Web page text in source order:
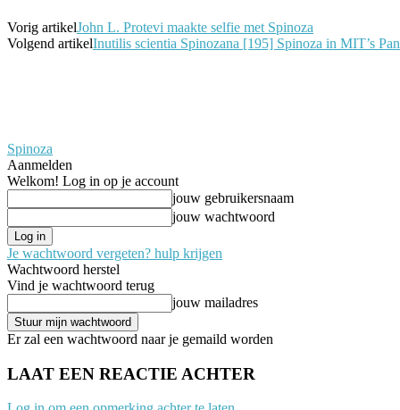
Vorig artikelJohn L. Protevi maakte selfie met Spinoza
Volgend artikelInutilis scientia Spinozana [195] Spinoza in MIT’s
Spinoza
Aanmelden
Welkom! Log in op je account
jouw gebruikersnaam
jouw wachtwoord
Je wachtwoord vergeten? hulp krijgen
Wachtwoord herstel
Vind je wachtwoord terug
jouw mailadres
Er zal een wachtwoord naar je gemaild worden
LAAT EEN REACTIE ACHTER